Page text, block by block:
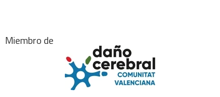
Miembro de